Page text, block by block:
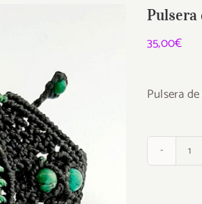
Pulsera
35,00€
Pulsera
Pulsera
de